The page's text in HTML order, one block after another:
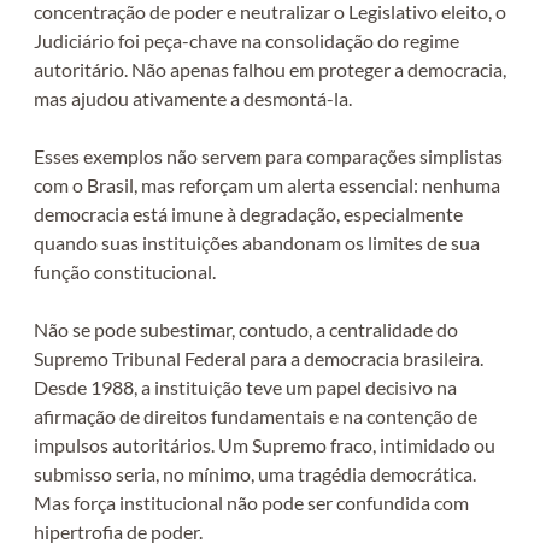
concentração de poder e neutralizar o Legislativo eleito, o
Judiciário foi peça-chave na consolidação do regime
autoritário. Não apenas falhou em proteger a democracia,
mas ajudou ativamente a desmontá-la.
Esses exemplos não servem para comparações simplistas
com o Brasil, mas reforçam um alerta essencial: nenhuma
democracia está imune à degradação, especialmente
quando suas instituições abandonam os limites de sua
função constitucional.
Não se pode subestimar, contudo, a centralidade do
Supremo Tribunal Federal para a democracia brasileira.
Desde 1988, a instituição teve um papel decisivo na
afirmação de direitos fundamentais e na contenção de
impulsos autoritários. Um Supremo fraco, intimidado ou
submisso seria, no mínimo, uma tragédia democrática.
Mas força institucional não pode ser confundida com
hipertrofia de poder.